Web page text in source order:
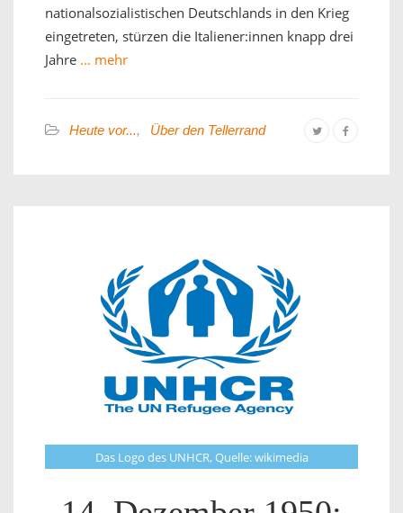
nationalsozialistischen Deutschlands in den Krieg
eingetreten, stürzen die Italiener:innen knapp drei
Jahre … mehr
Heute vor..., Über den Tellerrand
Das Logo des UNHCR, Quelle: wikimedia